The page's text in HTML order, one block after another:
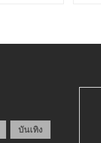
บันเทิง